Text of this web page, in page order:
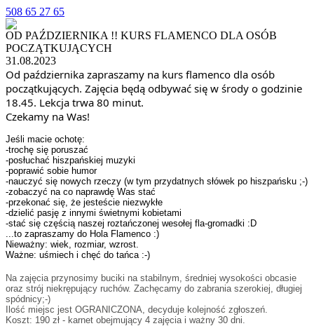
508 65 27 65
OD PAŹDZIERNIKA !! KURS FLAMENCO DLA OSÓB
POCZĄTKUJĄCYCH
31.08.2023
Od października zapraszamy na kurs flamenco dla osób
początkujących. Zajęcia będą odbywać się w środy o godzinie
18.45. Lekcja trwa 80 minut.
Czekamy na Was!
Jeśli macie ochotę:
-trochę się poruszać
-posłuchać hiszpańskiej muzyki
-poprawić sobie humor
-nauczyć się nowych rzeczy (w tym przydatnych słówek po hiszpańsku ;-)
-zobaczyć na co naprawdę Was stać
-przekonać się, że jesteście niezwykłe
-dzielić pasję z innymi świetnymi kobietami
-stać się częścią naszej roztańczonej wesołej fla-gromadki :D
...to zapraszamy do Hola Flamenco :)
Nieważny: wiek, rozmiar, wzrost.
Ważne: uśmiech i chęć do tańca :-)
Na zajęcia przynosimy buciki na stabilnym, średniej wysokości obcasie
oraz strój niekrępujący ruchów. Zachęcamy do zabrania szerokiej, długiej
spódnicy;-)
Ilość miejsc jest OGRANICZONA, decyduje kolejność zgłoszeń.
Koszt: 190 zł - karnet obejmujący 4 zajęcia i ważny 30 dni.